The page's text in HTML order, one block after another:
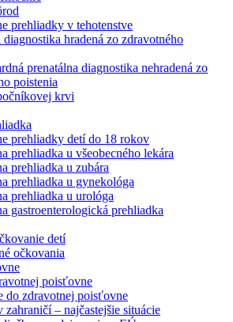
prehliadky v tehotenstve
diagnostika hradená zo zdravotného
prenatálna diagnostika nehradená zo
poistenia
krvi
prehliadky detí do 18 rokov
prehliadka u všeobecného lekára
prehliadka u zubára
prehliadka u gynekológa
prehliadka u urológa
gastroenterologická prehliadka
detí
očkovania
poisťovne
do zdravotnej poisťovne
zahraničí – najčastejšie situácie